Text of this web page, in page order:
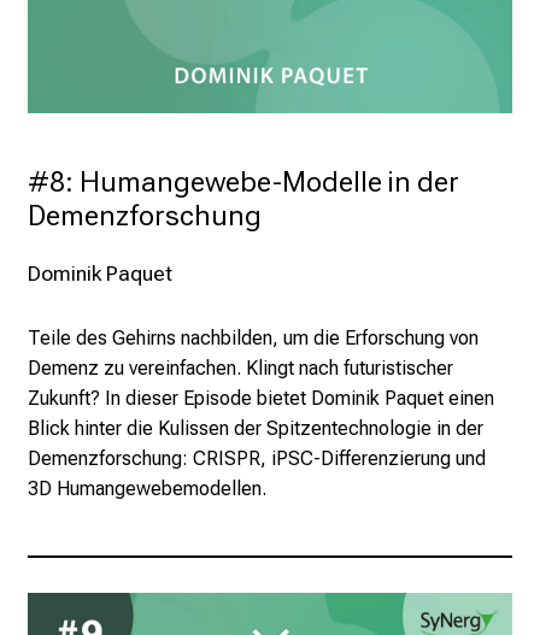
#8: Humangewebe-Modelle in der
Demenzforschung
Dominik Paquet
Teile des Gehirns nachbilden, um die Erforschung von
Demenz zu vereinfachen. Klingt nach futuristischer
Zukunft? In dieser Episode bietet Dominik Paquet einen
Blick hinter die Kulissen der Spitzentechnologie in der
Demenzforschung: CRISPR, iPSC-Differenzierung und
3D Humangewebemodellen.